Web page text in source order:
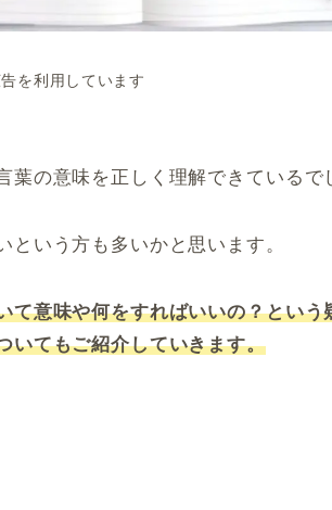
を利用しています
葉の意味を正しく理解できているで
いう方も多いかと思います。
て意味や何をすればいいの？という
いてもご紹介していきます。